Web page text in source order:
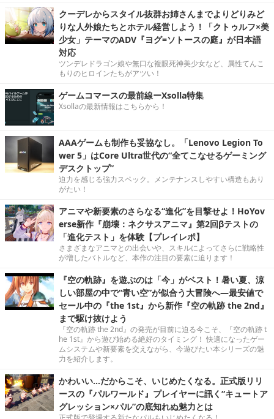
クーデレからスタイル抜群お姉さんまでよりどりみど
りな人外娘たちとホテル経営しよう！「クトゥルフ×美
少女」テーマのADV『ヨグ=ソトースの庭』が日本語
対応
ツンデレドラゴン娘や無口な複眼死神美少女など、属性てんこ
もりのヒロインたちがアツい！
ゲームコマースの最前線ーXsolla特集
Xsollaの最新情報はこちらから！
AAAゲームも制作も妥協なし。「Lenovo Legion To
wer 5」はCore Ultra世代の“全てこなせるゲーミング
デスクトップ”
迫力を感じる強力スペック。メンテナンスしやすい構造もあり
がたい！
アニマや新要素のさらなる“進化”を目撃せよ！HoYov
erse新作『崩壊：ネクサスアニマ』第2回βテストの
「進化テスト」を体験【プレイレポ】
さまざまなアニマとの出会いや、スキルによってさらに戦略性
が増したバトルなど、本作の注目の要素に迫ります！
『空の軌跡』を遊ぶのは「今」がベスト！暑い夏、涼
しい部屋の中で“青い空”が似合う大冒険へ―最安値で
セール中の『the 1st』から新作『空の軌跡 the 2nd』
まで駆け抜けよう
『空の軌跡 the 2nd』の発売が目前に迫る今こそ、『空の軌跡 t
he 1st』から遊び始める絶好のタイミング！ 快適になったゲー
ムシステムや新要素を交えながら、今遊びたい本シリーズの魅
力を紹介します。
かわいい…だからこそ、いじめたくなる。正式版リリ
ースの『パルワールド』プレイヤーに訊く“キュートア
グレッション×パル”の底知れぬ魅力とは